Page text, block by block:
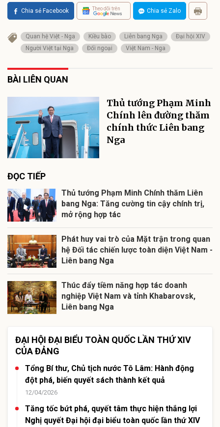
Chia sẻ Facebook Theo dõi trên Chia sẻ Zalo
Quan hệ Việt - Nga Kiều bào Liên bang Nga
Đại hội XIV
Người Việt tại Nga
Đối ngoại Việt Nam - Nga
BÀI LIÊN QUAN
Thủ tướng Phạm Minh
Chính lên đường thăm
chính thức Liên bang
Nga
ĐỌC TIẾP
Thủ tướng Phạm Minh Chính thăm Liên
bang Nga: Tăng cường tin cậy chính trị,
mở rộng hợp tác
Phát huy vai trò của Mặt trận trong quan
hệ Đối tác chiến lược toàn diện Việt Nam -
Liên bang Nga
Thúc đẩy tiềm năng hợp tác doanh
nghiệp Việt Nam và tỉnh Khabarovsk,
Liên bang Nga
ĐẠI HỘI ĐẠI BIỂU TOÀN QUỐC LẦN THỨ XIV
CỦA ĐẢNG
Tổng Bí thư, Chủ tịch nước Tô Lâm: Hành động
đột phá, biến quyết sách thành kết quả
12/04/2026
Tăng tốc bứt phá, quyết tâm thực hiện thắng lợi
Nghị quyết Đại hội đại biểu toàn quốc lần thứ XIV